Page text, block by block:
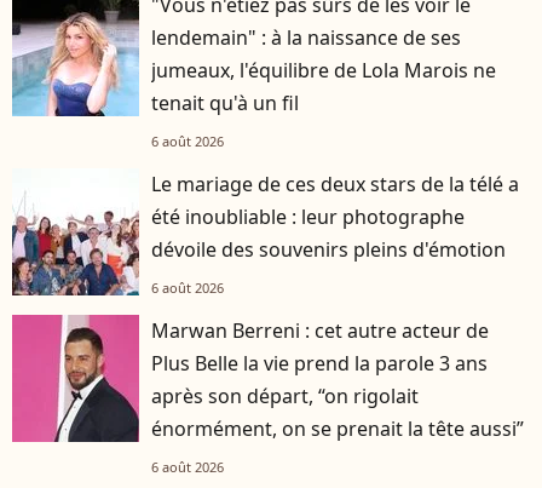
lendemain" : à la naissance de ses
jumeaux, l'équilibre de Lola Marois ne
tenait qu'à un fil
6 août 2026
Le mariage de ces deux stars de la télé a
été inoubliable : leur photographe
dévoile des souvenirs pleins d'émotion
6 août 2026
Marwan Berreni : cet autre acteur de
Plus Belle la vie prend la parole 3 ans
après son départ, “on rigolait
énormément, on se prenait la tête aussi”
6 août 2026